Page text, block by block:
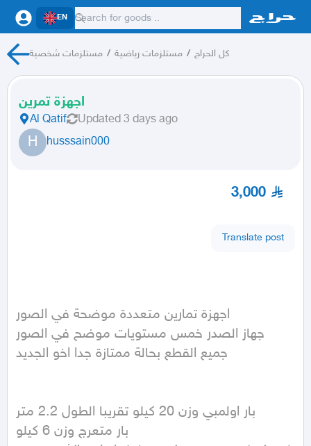
EN
مستلزمات شخصية / مستلزمات رياضية / كل الحراج
اجهزة تمرين
Al Qatif Updated 3 days ago
H husssain000
3,000
Translate post
اجهزة تمارين متعددة موضحة في الصور
جهاز الصدر خمس مستويات موضح في الصور
جميع القطع بحالة ممتازة جدا اخو الجديد
بار اولمبي وزن 20 كيلو تقريبا الطول 2.2 متر
بار متعرج وزن 6 كيلو